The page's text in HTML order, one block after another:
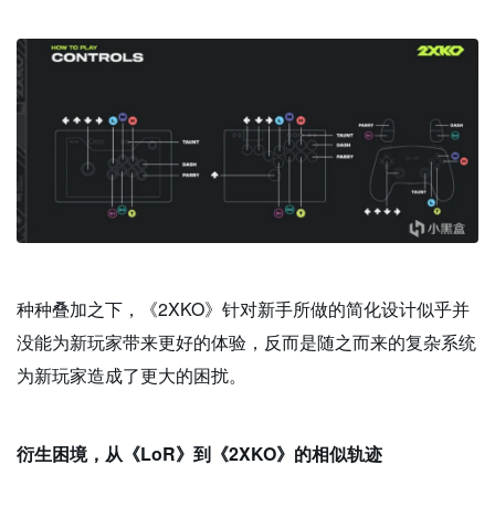
种种叠加之下，《2XKO》针对新手所做的简化设计似乎并
没能为新玩家带来更好的体验，反而是随之而来的复杂系统
为新玩家造成了更大的困扰。
衍生困境，从《LoR》到《2XKO》的相似轨迹